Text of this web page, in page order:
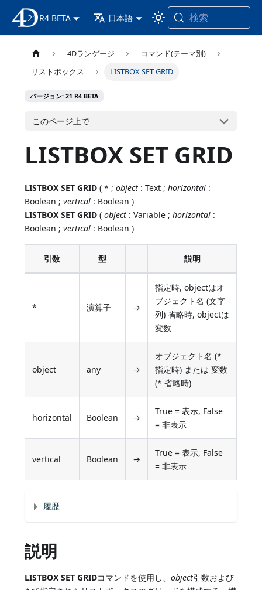
4D ドキュメンテーション
21 R4 BETA 日本語 検索
4Dランゲージ
コマンド(テーマ別)
リストボックス
LISTBOX SET GRID
バージョン: 21 R4 BETA
このページ上で
LISTBOX SET GRID
LISTBOX SET GRID ( * ;object : Text ;horizontal :
Boolean ;vertical : Boolean )
LISTBOX SET GRID (object : Variable ;horizontal :
Boolean ;vertical : Boolean )
引数 型 説明
* 演算子 →
指定時, objectはオ
ブジェクト名 (文字
列) 省略時, objectは
変数
object any →
オブジェクト名 (*
指定時) または 変数
(* 省略時)
horizontal Boolean →
True = 表示, False
= 非表示
vertical Boolean →
True = 表示, False
= 非表示
履歴
説明
LISTBOX SET GRIDコマンドを使用し、object引数および